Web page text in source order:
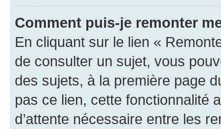
Comment puis-je remonter
En cliquant sur le lien «
de consulter un sujet, vous
des sujets, à la première page
pas ce lien, cette fonctionnalité
d’attente nécessaire entre les